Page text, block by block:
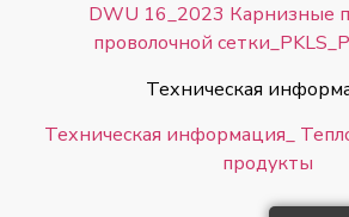
DWU 16_2023 Карнизные
проволочной
Техническая
Техническая информация_
продукты